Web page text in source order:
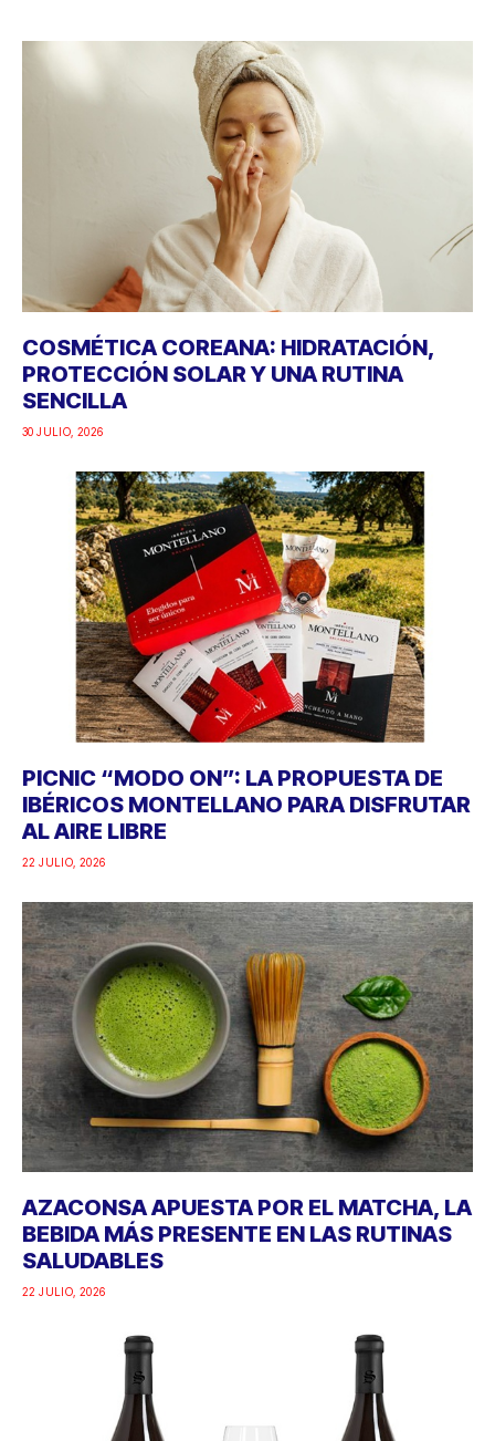
COSMÉTICA COREANA: HIDRATACIÓN,
PROTECCIÓN SOLAR Y UNA RUTINA
SENCILLA
30 JULIO, 2026
PICNIC “MODO ON”: LA PROPUESTA DE
IBÉRICOS MONTELLANO PARA DISFRUTAR
AL AIRE LIBRE
22 JULIO, 2026
AZACONSA APUESTA POR EL MATCHA, LA
BEBIDA MÁS PRESENTE EN LAS RUTINAS
SALUDABLES
22 JULIO, 2026